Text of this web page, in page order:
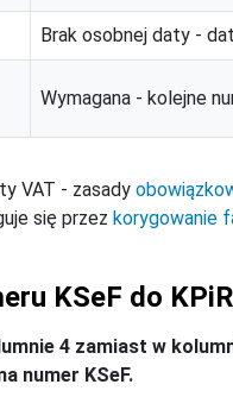
Brak osobnej daty -
Wymagana - kolejne
VAT - zasady
się przez korygowanie
KSeF do KPiR
4 zamiast w
numer KSeF.